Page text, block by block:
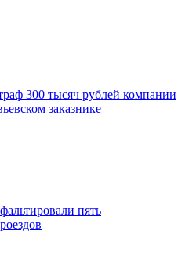
300 тысяч рублей компании
заказнике
пять